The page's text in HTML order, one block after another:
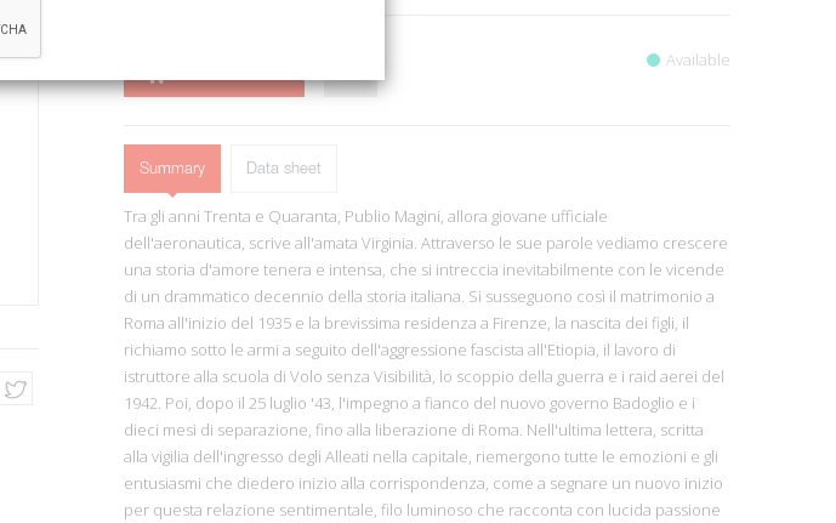
Available
Summary Data sheet
Tra gli anni Trenta e Quaranta, Publio Magini, allora giovane ufficiale
dell'aeronautica, scrive all'amata Virginia. Attraverso le sue parole vediamo crescere
una storia d'amore tenera e intensa, che si intreccia inevitabilmente con le vicende
di un drammatico decennio della storia italiana. Si susseguono così il matrimonio a
Roma all'inizio del 1935 e la brevissima residenza a Firenze, la nascita dei figli, il
richiamo sotto le armi a seguito dell'aggressione fascista all'Etiopia, il lavoro di
istruttore alla scuola di Volo senza Visibilità, lo scoppio della guerra e i raid aerei del
1942. Poi, dopo il 25 luglio '43, l'impegno a fianco del nuovo governo Badoglio e i
dieci mesi di separazione, fino alla liberazione di Roma. Nell'ultima lettera, scritta
alla vigilia dell'ingresso degli Alleati nella capitale, riemergono tutte le emozioni e gli
entusiasmi che diedero inizio alla corrispondenza, come a segnare un nuovo inizio
per questa relazione sentimentale, filo luminoso che racconta con lucida passione